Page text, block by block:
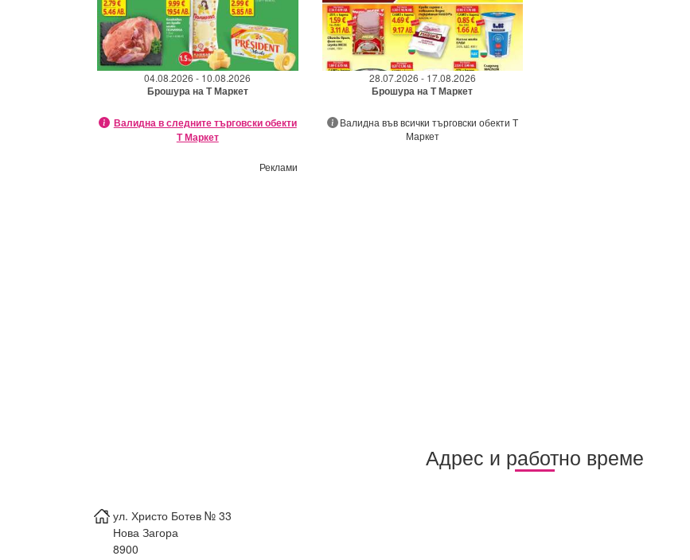
04.08.2026 - 10.08.2026
Брошура на Т Маркет
Валидна в следните търговски обекти
Т Маркет
28.07.2026 - 17.08.2026
Брошура на Т Маркет
Валидна във всички търговски обекти Т
Маркет
Реклами
Адрес и работно време
ул. Христо Ботев № 33
Нова Загора
8900